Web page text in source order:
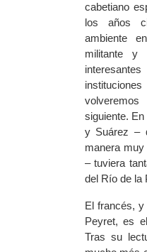
cabetiano
los años
ambiente
militante y
siguiente.
y Suárez –
manera
– tuviera
del Río de la
El francés, y
Peyret, es
Tras su